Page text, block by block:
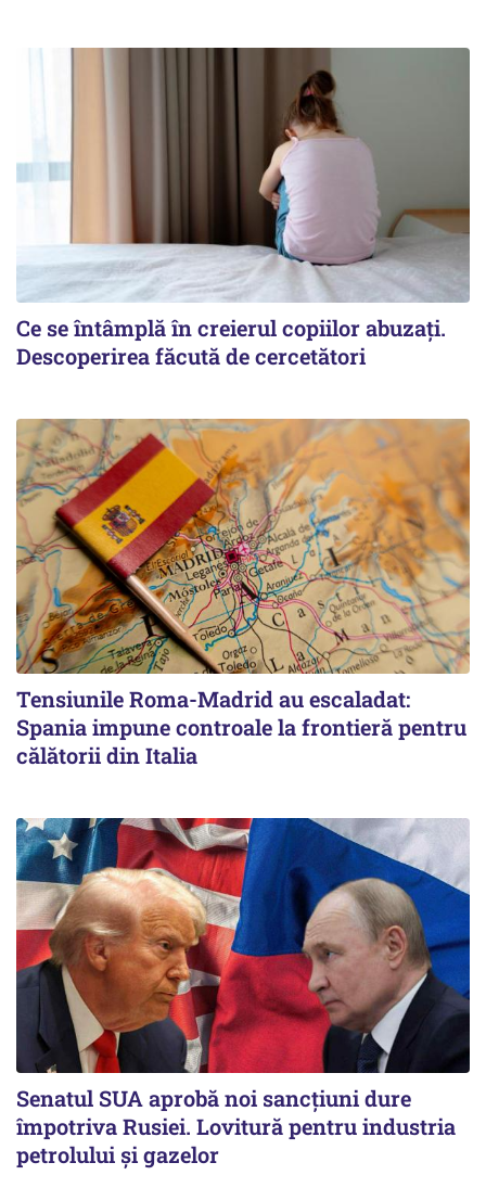
Ce se întâmplă în creierul copiilor abuzați.
Descoperirea făcută de cercetători
Tensiunile Roma-Madrid au escaladat:
Spania impune controale la frontieră pentru
călătorii din Italia
Senatul SUA aprobă noi sancțiuni dure
împotriva Rusiei. Lovitură pentru industria
petrolului și gazelor